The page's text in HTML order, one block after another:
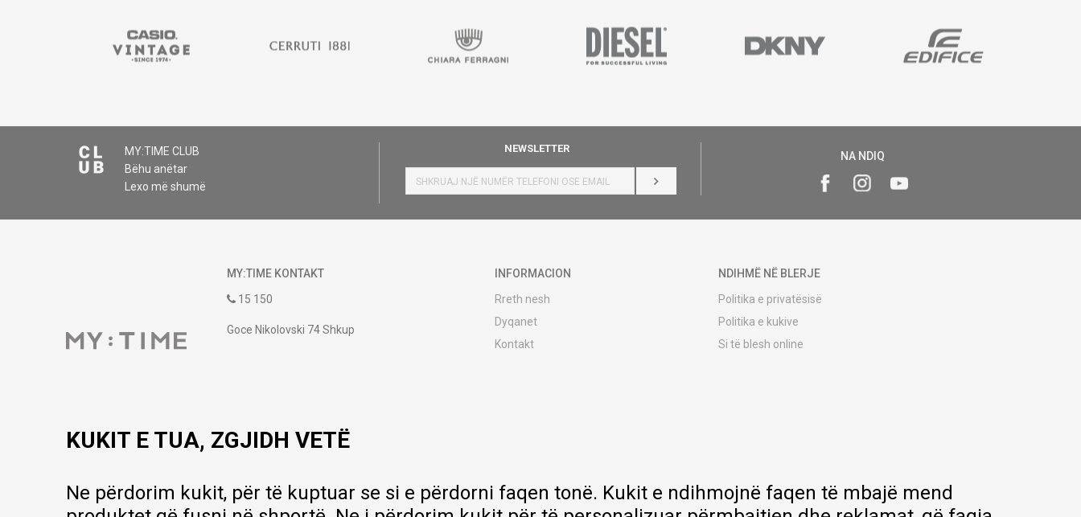
MY:TIME CLUB
Bëhu anëtar
Lexo më shumë
NEWSLETTER
HYR
NA NDIQ
MY:TIME KONTAKT
15 150
Goce Nikolovski 74 Shkup
INFORMACION
Rreth nesh
Dyqanet
Kontakt
Lista e çmimeve
NDIHMË NË BLERJE
Politika e privatësisë
Politika e kukive
Si të blesh online
KUKIT E TUA, ZGJIDH VETË
Ne përdorim kukit, për të kuptuar se si e përdorni faqen tonë. Kukit e ndihmojnë faqen të mbajë mend